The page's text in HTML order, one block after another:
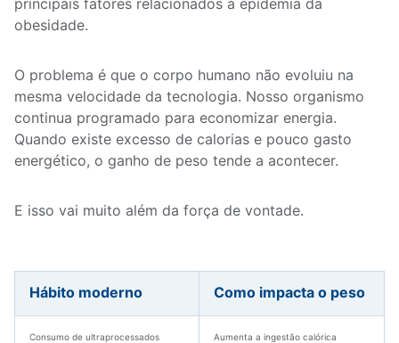
principais fatores relacionados à epidemia da
obesidade.
O problema é que o corpo humano não evoluiu na
mesma velocidade da tecnologia. Nosso organismo
continua programado para economizar energia.
Quando existe excesso de calorias e pouco gasto
energético, o ganho de peso tende a acontecer.
E isso vai muito além da força de vontade.
Hábito moderno Como impacta o peso
Consumo de ultraprocessados Aumenta a ingestão calórica